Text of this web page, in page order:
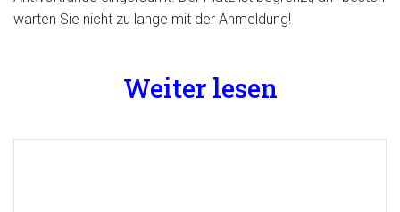
warten Sie nicht zu lange mit der Anmeldung!
Weiter lesen